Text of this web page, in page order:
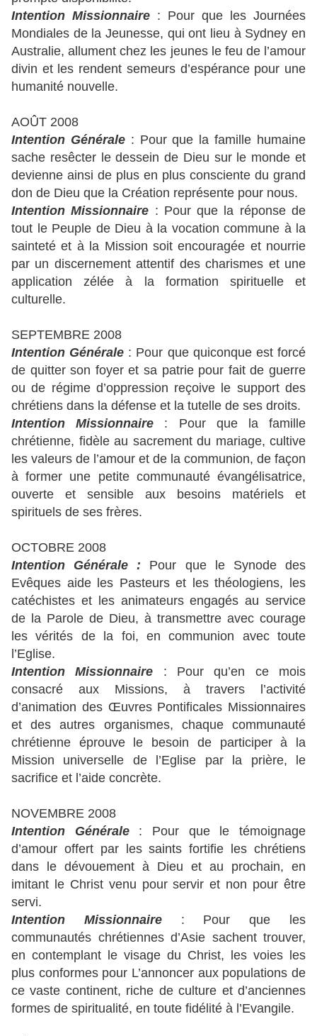
Intention Missionnaire : Pour que les Journées
Mondiales de la Jeunesse, qui ont lieu à Sydney en
Australie, allument chez les jeunes le feu de l’amour
divin et les rendent semeurs d’espérance pour une
humanité nouvelle.
AOÛT 2008
Intention Générale: Pour que la famille humaine
sache resêcter le dessein de Dieu sur le monde et
devienne ainsi de plus en plus consciente du grand
don de Dieu que la Création représente pour nous.
Intention Missionnaire : Pour que la réponse de
tout le Peuple de Dieu à la vocation commune à la
sainteté et à la Mission soit encouragée et nourrie
par un discernement attentif des charismes et une
application zélée à la formation spirituelle et
culturelle.
SEPTEMBRE 2008
Intention Générale : Pour que quiconque est forcé
de quitter son foyer et sa patrie pour fait de guerre
ou de régime d’oppression reçoive le support des
chrétiens dans la défense et la tutelle de ses droits.
Intention Missionnaire : Pour que la famille
chrétienne, fidèle au sacrement du mariage, cultive
les valeurs de l’amour et de la communion, de façon
à former une petite communauté évangélisatrice,
ouverte et sensible aux besoins matériels et
spirituels de ses frères.
OCTOBRE 2008
Intention Générale : Pour que le Synode des
Evêques aide les Pasteurs et les théologiens, les
catéchistes et les animateurs engagés au service
de la Parole de Dieu, à transmettre avec courage
les vérités de la foi, en communion avec toute
l’Eglise.
Intention Missionnaire : Pour qu’en ce mois
consacré aux Missions, à travers l’activité
d’animation des Œuvres Pontificales Missionnaires
et des autres organismes, chaque communauté
chrétienne éprouve le besoin de participer à la
Mission universelle de l’Eglise par la prière, le
sacrifice et l’aide concrète.
NOVEMBRE 2008
Intention Générale: Pour que le témoignage
d’amour offert par les saints fortifie les chrétiens
dans le dévouement à Dieu et au prochain, en
imitant le Christ venu pour servir et non pour être
servi.
Intention Missionnaire: Pour que les
communautés chrétiennes d’Asie sachent trouver,
en contemplant le visage du Christ, les voies les
plus conformes pour L’annoncer aux populations de
ce vaste continent, riche de culture et d’anciennes
formes de spiritualité, en toute fidélité à l’Evangile.